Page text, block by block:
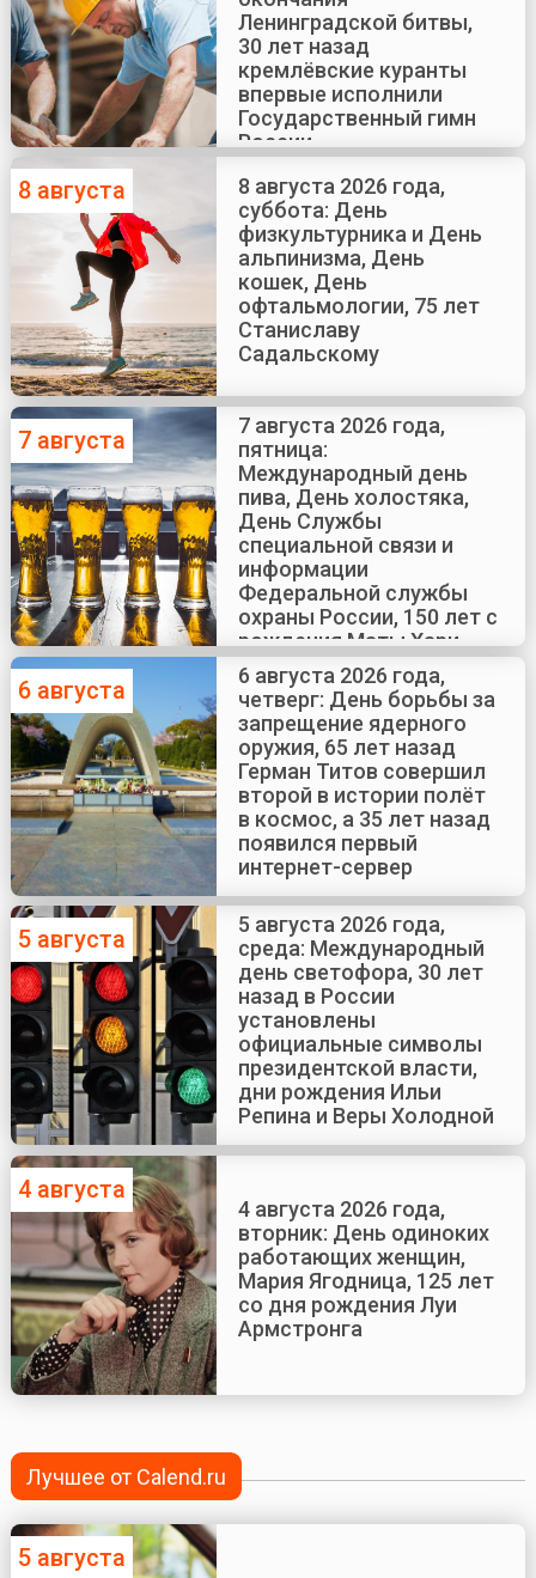
Ленинградской битвы,
30 лет назад
кремлёвские куранты
впервые исполнили
Государственный гимн
России
8 августа
8 августа 2026 года,
суббота: День
физкультурника и День
альпинизма, День
кошек, День
офтальмологии, 75 лет
Станиславу
Садальскому
7 августа
7 августа 2026 года,
пятница:
Международный день
пива, День холостяка,
День Службы
специальной связи и
информации
Федеральной службы
охраны России, 150 лет с
рождения Маты Хари
6 августа
6 августа 2026 года,
четверг: День борьбы за
запрещение ядерного
оружия, 65 лет назад
Герман Титов совершил
второй в истории полёт
в космос, а 35 лет назад
появился первый
интернет-сервер
5 августа
5 августа 2026 года,
среда: Международный
день светофора, 30 лет
назад в России
установлены
официальные символы
президентской власти,
дни рождения Ильи
Репина и Веры Холодной
4 августа
4 августа 2026 года,
вторник: День одиноких
работающих женщин,
Мария Ягодница, 125 лет
со дня рождения Луи
Армстронга
Лучшее от Calend.ru
5 августа